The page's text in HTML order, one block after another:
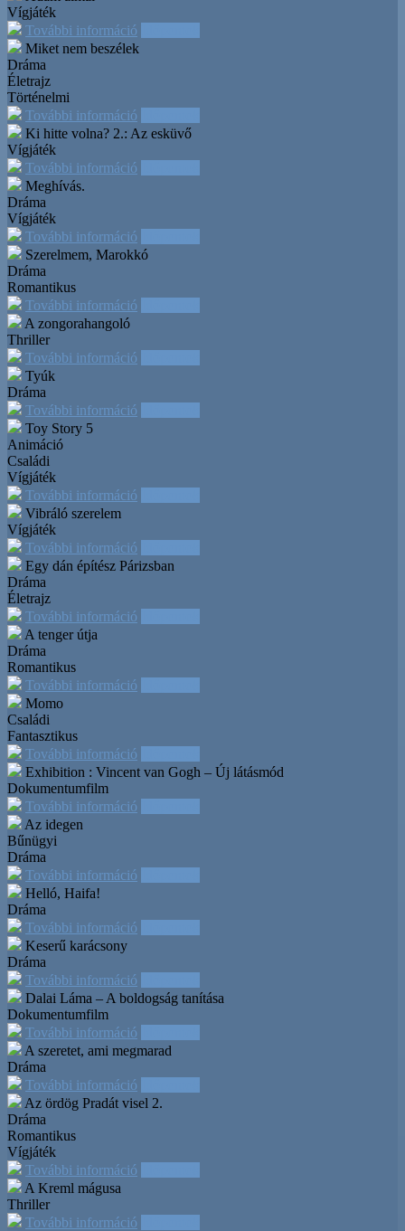
Vígjáték
További információ
Miket nem beszélek
Dráma
Életrajz
Történelmi
További információ
Ki hitte volna? 2.: Az esküvő
Vígjáték
További információ
Meghívás.
Dráma
Vígjáték
További információ
Szerelmem, Marokkó
Dráma
Romantikus
További információ
A zongorahangoló
Thriller
További információ
Tyúk
Dráma
További információ
Toy Story 5
Animáció
Családi
Vígjáték
További információ
Vibráló szerelem
Vígjáték
További információ
Egy dán építész Párizsban
Dráma
Életrajz
További információ
A tenger útja
Dráma
Romantikus
További információ
Momo
Családi
Fantasztikus
További információ
Exhibition : Vincent van Gogh – Új látásmód
Dokumentumfilm
További információ
Az idegen
Bűnügyi
Dráma
További információ
Helló, Haifa!
Dráma
További információ
Keserű karácsony
Dráma
További információ
Dalai Láma – A boldogság tanítása
Dokumentumfilm
További információ
A szeretet, ami megmarad
Dráma
További információ
Az ördög Pradát visel 2.
Dráma
Romantikus
Vígjáték
További információ
A Kreml mágusa
Thriller
További információ